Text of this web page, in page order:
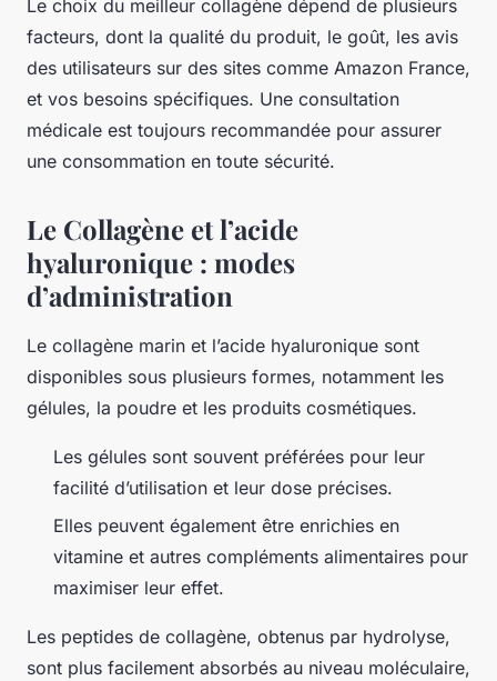
Le choix du meilleur collagène dépend de plusieurs
facteurs, dont la qualité du produit, le goût, les avis
des utilisateurs sur des sites comme Amazon France,
et vos besoins spécifiques. Une consultation
médicale est toujours recommandée pour assurer
une consommation en toute sécurité.
Le Collagène et l’acide
hyaluronique : modes
d’administration
Le collagène marin et l’acide hyaluronique sont
disponibles sous plusieurs formes, notamment les
gélules, la poudre et les produits cosmétiques.
Les gélules sont souvent préférées pour leur
facilité d’utilisation et leur dose précises.
Elles peuvent également être enrichies en
vitamine et autres compléments alimentaires pour
maximiser leur effet.
Les peptides de collagène, obtenus par hydrolyse,
sont plus facilement absorbés au niveau moléculaire,